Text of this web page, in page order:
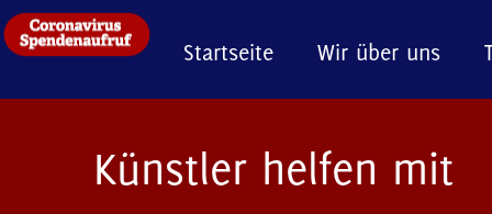
Startseite Wir über uns
Künstler helfen mit